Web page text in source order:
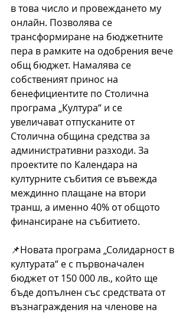
в това число и провеждането му
онлайн. Позволява се
трансформиране на бюджетните
пера в рамките на одобрения вече
общ бюджет. Намалява се
собственият принос на
бенефициентите по Столична
програма „Култура“ и се
увеличават отпусканите от
Столична община средства за
административни разходи. За
проектите по Календара на
културните събития се въвежда
междинно плащане на втори
транш, а именно 40% от общото
финансиране на събитието.
📌Новата програма „Солидарност в
културата“ е с първоначален
бюджет от 150 000 лв., който ще
бъде допълнен със средствата от
възнаграждения на членове на